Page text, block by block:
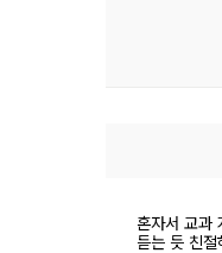
혼자서 교과
듣는 듯 친